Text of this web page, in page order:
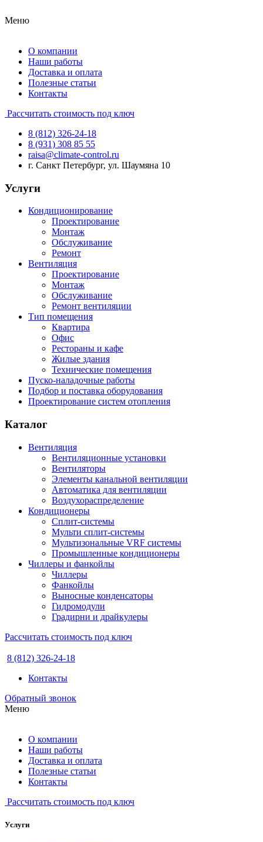
Меню
О компании
Наши работы
Доставка и оплата
Полезные статьи
Контакты
Рассчитать стоимость под ключ
8 (812) 326-24-18
8 (931) 308 85 55
raisa@climate-control.ru
г. Санкт Петербург, ул. Шаумяна 10
Услуги
Кондиционирование
Проектирование
Монтаж
Обслуживание
Ремонт
Вентиляция
Проектирование
Монтаж
Обслуживание
Ремонт вентиляции
Тип помещения
Квартира
Офис
Рестораны и кафе
Жилые здания
Технические помещения
Пуско-наладочные работы
Подбор и поставка оборудования
Проектирование систем отопления
Каталог
Вентиляция
Вентиляционные установки
Вентиляторы
Элементы канальной вентиляции
Автоматика для вентиляции
Воздухораспределение
Кондиционеры
Сплит-системы
Мульти сплит-системы
Мультизональные VRF системы
Промышленные кондиционеры
Чиллеры и фанкойлы
Чиллеры
Фанкойлы
Выносные конденсаторы
Гидромодули
Градирни и драйкулеры
Рассчитать стоимость под ключ
8 (812) 326-24-18
Контакты
Обратный звонок
Меню
О компании
Наши работы
Доставка и оплата
Полезные статьи
Контакты
Рассчитать стоимость под ключ
Услуги